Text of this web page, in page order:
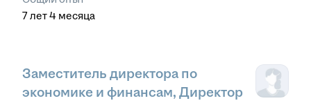
7лет 4 месяца
Заместитель директора по
экономике и финансам, Директор